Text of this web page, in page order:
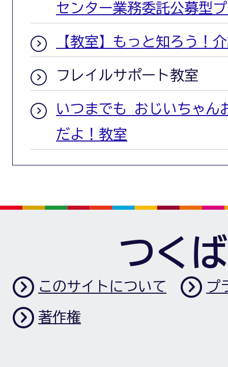
センター業務委託公募型
【教室】もっと知ろう！
フレイルサポート教室
いつまでも おじいちゃん
だよ！教室
つく
このサイトについて プ
著作権